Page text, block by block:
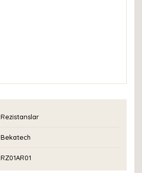
Rezistanslar
Bekatech
RZ01AR01